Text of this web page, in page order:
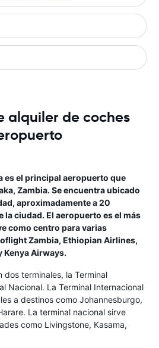
alquiler de coches
es el principal aeropuerto que
Zambia. Se encuentra ubicado
aproximadamente a 20
ciudad. El aeropuerto es el más
como centro para varias
Zambia, Ethiopian Airlines,
Kenya Airways.
dos terminales, la Terminal
Nacional. La Terminal Internacional
a destinos como Johannesburgo,
La terminal nacional sirve
como Livingstone, Kasama,